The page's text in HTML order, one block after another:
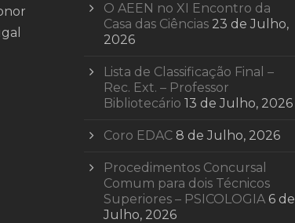
O AEEN no XI Encontro da
Casa das Ciências 23 de Julho,
2026
Lista de Classificação Final –
Rec. Ext. – Professor
Bibliotecário 13 de Julho, 2026
Coro EDAC 8 de Julho, 2026
Procedimentos Concursal
Comum para dois Técnicos
Superiores – PSICOLOGIA 6 de
Julho, 2026